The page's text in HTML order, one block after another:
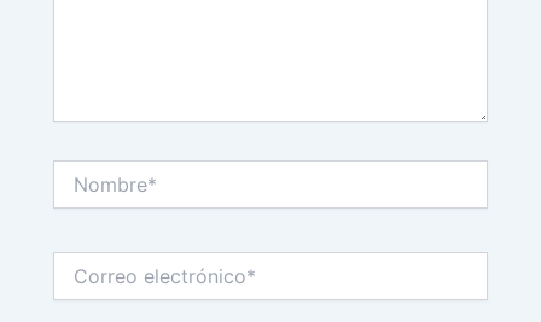
electrónico*